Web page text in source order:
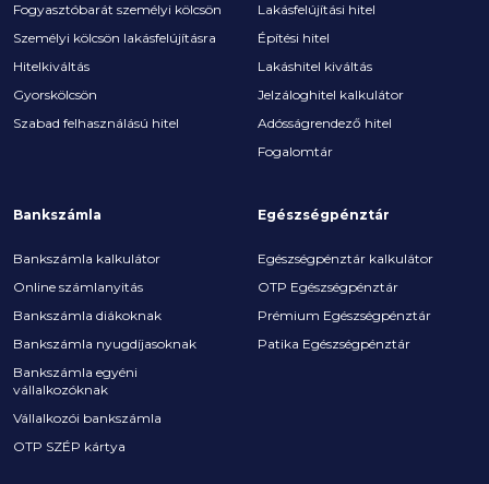
Fogyasztóbarát személyi kölcsön
Személyi kölcsön lakásfelújításra
Hitelkiváltás
Gyorskölcsön
Szabad felhasználású hitel
Lakásfelújítási hitel
Építési hitel
Lakáshitel kiváltás
Jelzáloghitel kalkulátor
Adósságrendező hitel
Fogalomtár
Bankszámla
Bankszámla kalkulátor
Online számlanyitás
Bankszámla diákoknak
Bankszámla nyugdíjasoknak
Bankszámla egyéni
vállalkozóknak
Vállalkozói bankszámla
OTP SZÉP kártya
Egészségpénztár
Egészségpénztár kalkulátor
OTP Egészségpénztár
Prémium Egészségpénztár
Patika Egészségpénztár